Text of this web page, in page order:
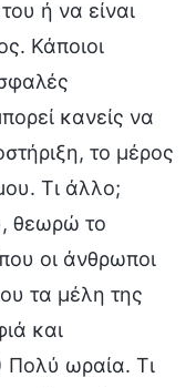
ή να είναι
Κάποιοι
κανείς να
το μέρος
Τι άλλο;
θεωρώ το
οι άνθρωποι
τα μέλη της
και
Πολύ ωραία. Τι